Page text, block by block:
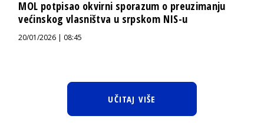
MOL potpisao okvirni sporazum o preuzimanju
većinskog vlasništva u srpskom NIS-u
20/01/2026 | 08:45
UČITAJ VIŠE